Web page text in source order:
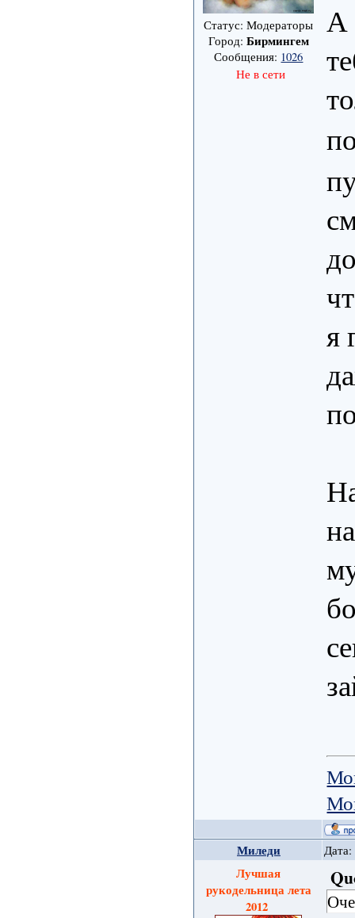
Статус: Модераторы
Город: Бирмингем
Сообщения: 1026
Не в сети
А
я
Миледи Дата:
Лучшая
рукодельница лета
2012